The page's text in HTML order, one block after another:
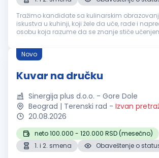
Tražimo kandidate sa kulinarskim
iskustva u kuhinji, koji žele da uče, rade i
osobu koja razume da se znanje stiče
rado...
Novo
Kuvar na dručku
Sinergija plus d.o.o. - Gore Dole
Beograd | Terenski rad - Izvan
20.08.2026
neto 100.000 - 120.000 RSD (mesečno)
1. i 2. smena
Obaveštenje o